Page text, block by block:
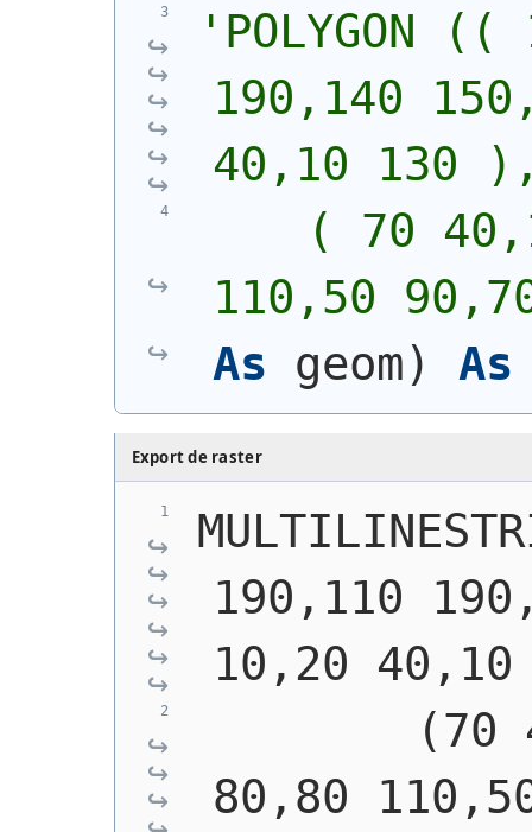
' POLYGON
190,140
40,10 130
( 70
110,50
As geom) As
Export de raster
190,110
10,20
(70
80,80